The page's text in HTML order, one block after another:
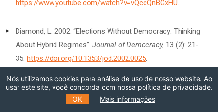
https://www.youtube.com/watch?v=vQccQnBGxHU.
Diamond, L. 2002. “Elections Without Democracy: Thinking
About Hybrid Regimes”. Journal of Democracy, 13 (2): 21-
35. https://doi.org/10.1353/jod.2002.0025.
Escher, R. & M. Walter-Rogg. 2023. “The Effects of
Democratic and Nondemocratic Institutions on CO
Nós utilizamos cookies para análise de uso de nosso website. Ao
usar este site, você concorda com nossa política de privacidade.
OK
Mais informações